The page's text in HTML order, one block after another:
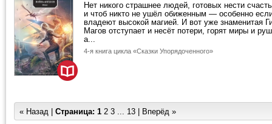
Нет никого страшнее людей, готовых нести
и чтоб никто не ушёл обиженным — особенно
владеют высокой магией. И вот уже знаменитая
Магов отступает и несёт потери, горят миры и
а...
4-я книга цикла «Сказки Упорядоченного»
« Назад | Страница: 1 2 3 ... 13 Вперёд »